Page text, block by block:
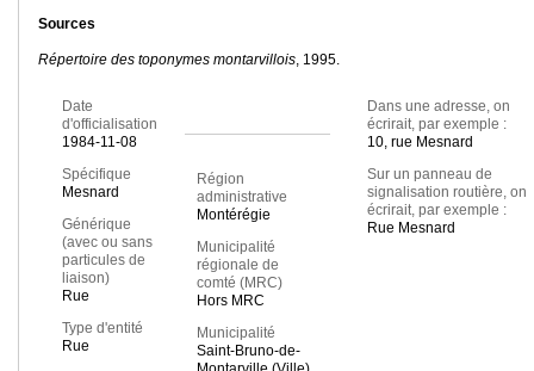
Sources
Répertoire des toponymes montarvillois, 1995.
Date
d'officialisation
1984-11-08
Spécifique
Mesnard
Générique
(avec ou sans
particules de
liaison)
Rue
Type d'entité
Rue
Région
administrative
Montérégie
Municipalité
régionale de
comté (MRC)
Hors MRC
Municipalité
Saint-Bruno-de-
Dans une adresse, on
écrirait, par exemple :
10, rue Mesnard
Sur un panneau de
signalisation routière, on
écrirait, par exemple :
Rue Mesnard